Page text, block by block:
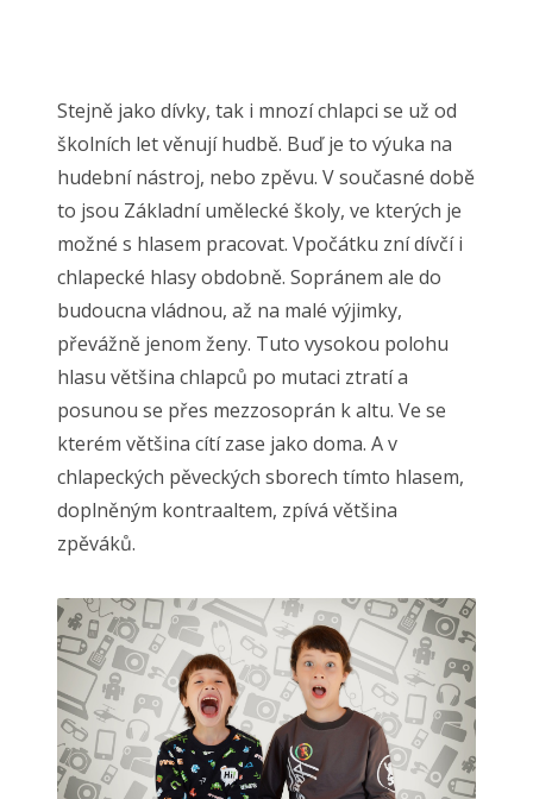
Stejně jako dívky, tak i mnozí chlapci se už od
školních let věnují hudbě. Buď je to výuka na
hudební nástroj, nebo zpěvu. V současné době
to jsou Základní umělecké školy, ve kterých je
možné s hlasem pracovat. Vpočátku zní dívčí i
chlapecké hlasy obdobně. Sopránem ale do
budoucna vládnou, až na malé výjimky,
převážně jenom ženy. Tuto vysokou polohu
hlasu většina chlapců po mutaci ztratí a
posunou se přes mezzosoprán k altu. Ve se
kterém většina cítí zase jako doma. A v
chlapeckých pěveckých sborech tímto hlasem,
doplněným kontraaltem, zpívá většina
zpěváků.